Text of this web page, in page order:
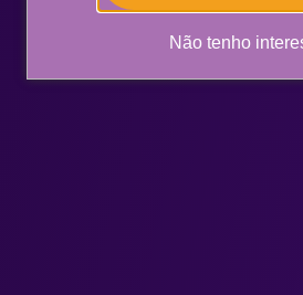
Não tenho